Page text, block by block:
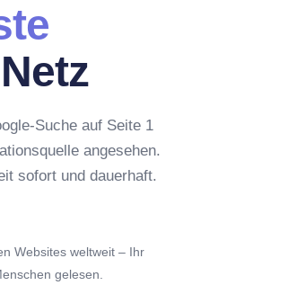
Suche auf Seite 1
angesehen.
sofort und dauerhaft.
Websites weltweit – Ihr
gelesen.